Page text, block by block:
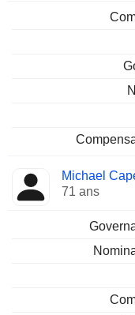
Michael
71 ans